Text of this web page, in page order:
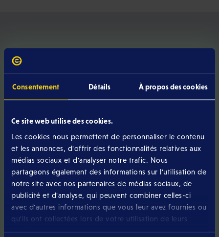
Consentement Détails À propos des cookies
Ce site web utilise des cookies.
Les cookies nous permettent de personnaliser le contenu
et les annonces, d'offrir des fonctionnalités relatives aux
médias sociaux et d'analyser notre trafic. Nous
partageons également des informations sur l'utilisation de
notre site avec nos partenaires de médias sociaux, de
publicité et d'analyse, qui peuvent combiner celles-ci
avec d'autres informations que vous leur avez fournies ou
qu'ils ont collectées lors de votre utilisation de leurs
Avez-vous encore une
question ou un doute ?
Notre équipe est disponible de la manière que vous
souhaitez du lundi au samedi.